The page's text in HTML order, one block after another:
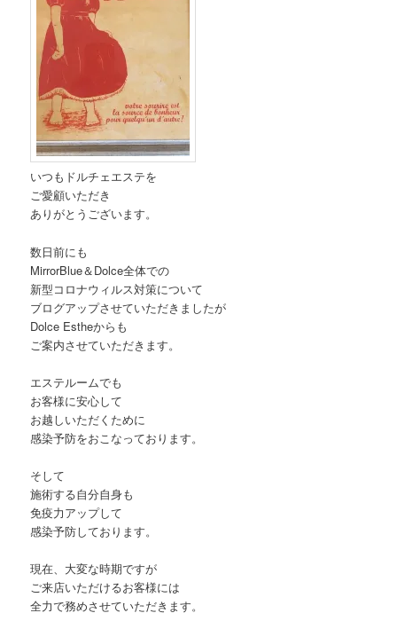
いつもドルチェエステを
ご愛顧いただき
ありがとうございます。
数日前にも
MirrorBlue＆Dolce全体での
新型コロナウィルス対策について
ブログアップさせていただきましたが
Dolce Estheからも
ご案内させていただきます。
エステルームでも
お客様に安心して
お越しいただくために
感染予防をおこなっております。
そして
施術する自分自身も
免疫力アップして
感染予防しております。
現在、大変な時期ですが
ご来店いただけるお客様には
全力で務めさせていただきます。